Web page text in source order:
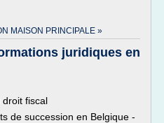
MAISON PRINCIPALE »
juridiques en
droit fiscal
de succession en Belgique -